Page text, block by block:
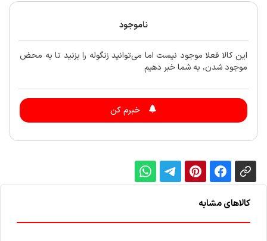
ناموجود
این کالا فعلا موجود نیست اما می‌توانید زنگوله را بزنید تا به محض
موجود شدن، به شما خبر دهیم
خبرم کن
کالاهای مشابه